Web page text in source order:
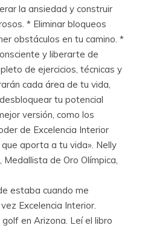
la ansiedad y construir
* Eliminar bloqueos
obstáculos en tu camino. *
y liberarte de
de ejercicios, técnicas y
cada área de tu vida,
tu potencial
versión, como los
de Excelencia Interior
aporta a tu vida». Nelly
de Oro Olímpica,
estaba cuando me
Excelencia Interior.
en Arizona. Leí el libro